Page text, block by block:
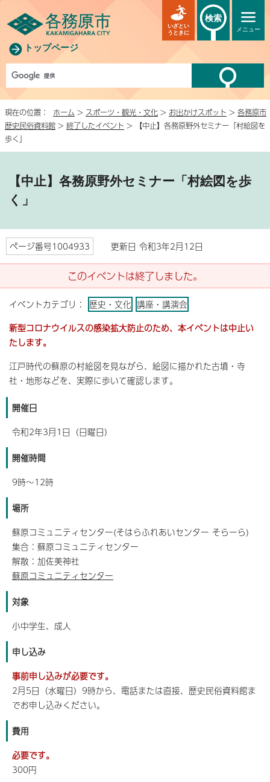
トップページ
メニュー
いざとい
うときに
検索
現在の位置： ホーム > スポーツ・観光・文化 > お出かけスポット > 各務原市
歴史民俗資料館 > 終了したイベント > 【中止】各務原野外セミナー「村絵図を
歩く」
【中止】各務原野外セミナー「村絵図を歩
く」
ページ番号1004933 更新日 令和3年2月12日
このイベントは終了しました。
イベントカテゴリ： 歴史・文化 講座・講演会
新型コロナウイルスの感染拡大防止のため、本イベントは中止い
たします。
江戸時代の蘇原の村絵図を見ながら、絵図に描かれた古墳・寺
社・地形などを、実際に歩いて確認します。
開催日
令和2年3月1日（日曜日）
開催時間
9時～12時
場所
蘇原コミュニティセンター(そはらふれあいセンター そらーら)
集合：蘇原コミュニティセンター
解散：加佐美神社
蘇原コミュニティセンター
対象
小中学生、成人
申し込み
事前申し込みが必要です。
2月5日（水曜日）9時から、電話または直接、歴史民俗資料館ま
でお申し込みください。
費用
必要です。
300円